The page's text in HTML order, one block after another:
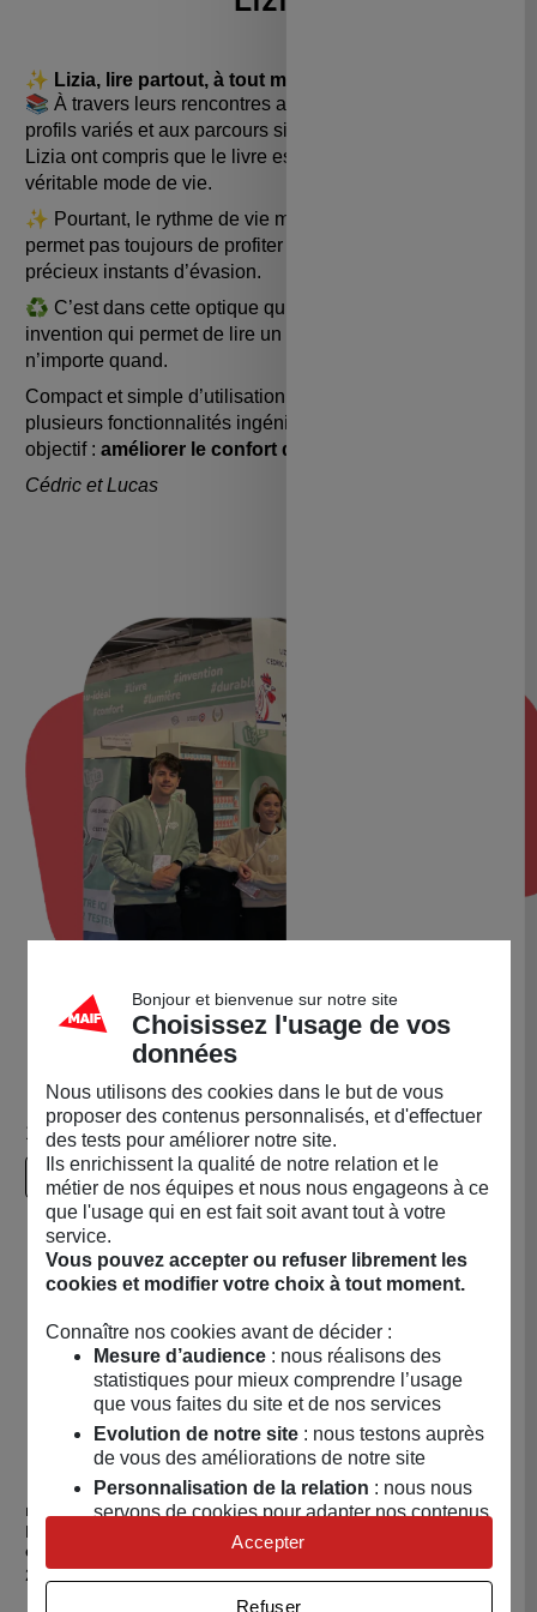
✨ Lizia, lire partout, à tout moment
📚 À travers leurs rencontres avec des lecteurs aux
profils variés et aux parcours singuliers, les créateurs de
Lizia ont compris que le livre est, pour beaucoup, un
véritable mode de vie.
✨ Pourtant, le rythme de vie moderne et effréné ne
permet pas toujours de profiter pleinement de ces
précieux instants d’évasion.
♻️ C’est dans cette optique qu’ils ont conçu Lizia : une
invention qui permet de lire un livre n’importe où,
n’importe quand.
Compact et simple d’utilisation, ce produit propose
plusieurs fonctionnalités ingénieuses, avec un seul
objectif : améliorer le confort de lecture
Cédric et Lucas
1 produit
Pertinence
LIZIA
Lizia - lampe de lecture 3
en 1
Prix
24,95 €
Acheter Lizia - lampe de lecture 3 en 1
Bonjour et bienvenue sur notre site
Choisissez l'usage de vos
données
Nous utilisons des cookies dans le but de vous
proposer des contenus personnalisés, et d'effectuer
des tests pour améliorer notre site.
Ils enrichissent la qualité de notre relation et le
métier de nos équipes et nous nous engageons à ce
que l'usage qui en est fait soit avant tout à votre
service.
Vous pouvez accepter ou refuser librement les
cookies et modifier votre choix à tout moment.
Connaître nos cookies avant de décider :
Mesure d’audience: nous réalisons des
statistiques pour mieux comprendre l’usage
que vous faites du site et de nos services
Evolution de notre site: nous testons auprès
de vous des améliorations de notre site
Personnalisation de la relation : nous nous
servons de cookies pour adapter nos contenus
et personnaliser nos offres
Univers publicitaire: nous utilisons avec nos
Refuser
Accepter